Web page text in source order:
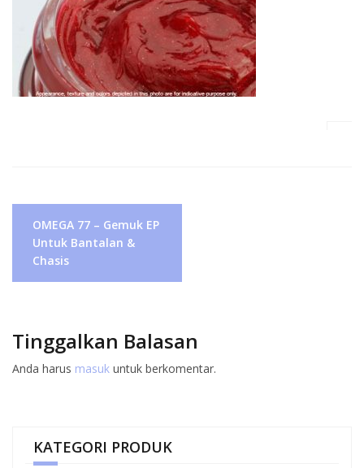
posOMEGA 77 – Gemuk EP
Untuk Bantalan &
Chasis
Tinggalkan Balasan
Anda harus masuk untuk berkomentar.
KATEGORI PRODUK